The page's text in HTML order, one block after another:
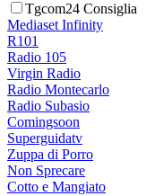
Tgcom24 Consiglia
Mediaset Infinity
R101
Radio 105
Virgin Radio
Radio Montecarlo
Radio Subasio
Comingsoon
Superguidatv
Zuppa di Porro
Non Sprecare
Cotto e Mangiato